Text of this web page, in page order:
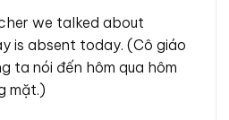
we talked about
is absent today. (Cô giáo
ta nói đến hôm qua hôm
mặt.)